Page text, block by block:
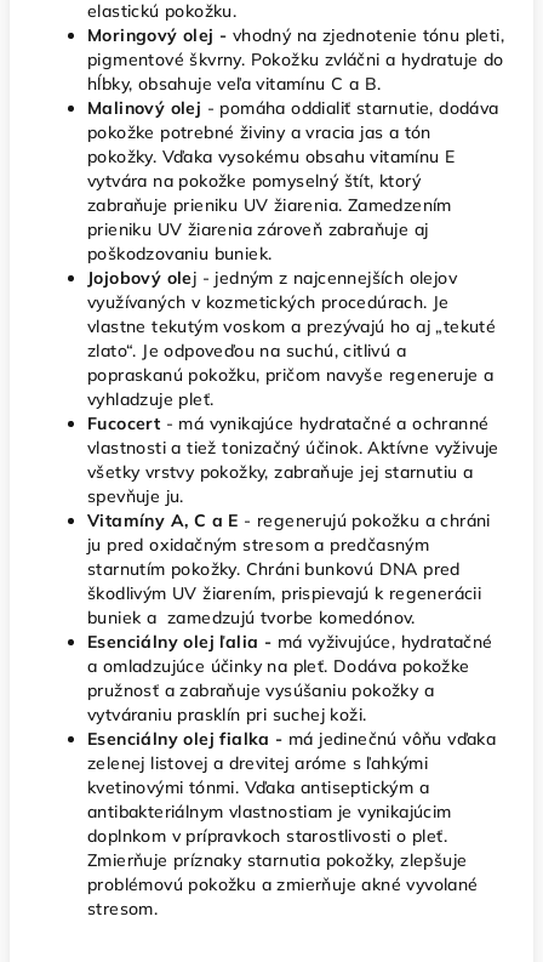
elastickú pokožku.
Moringový olej - vhodný na zjednotenie tónu pleti,
pigmentové škvrny. Pokožku zvláčni a hydratuje do
hĺbky, obsahuje veľa vitamínu C a B.
Malinový olej - pomáha oddialiť starnutie, dodáva
pokožke potrebné živiny a vracia jas a tón
pokožky. Vďaka vysokému obsahu vitamínu E
vytvára na pokožke pomyselný štít, ktorý
zabraňuje prieniku UV žiarenia. Zamedzením
prieniku UV žiarenia zároveň zabraňuje aj
poškodzovaniu buniek.
Jojobový olej - jedným z najcennejších olejov
využívaných v kozmetických procedúrach. Je
vlastne tekutým voskom a prezývajú ho aj „tekuté
zlato“. Je odpoveďou na suchú, citlivú a
popraskanú pokožku, pričom navyše regeneruje a
vyhladzuje pleť.
Fucocert - má vynikajúce hydratačné a ochranné
vlastnosti a tiež tonizačný účinok. Aktívne vyživuje
všetky vrstvy pokožky, zabraňuje jej starnutiu a
spevňuje ju.
Vitamíny A, C a E - regenerujú pokožku a chráni
ju pred oxidačným stresom a predčasným
starnutím pokožky. Chráni bunkovú DNA pred
škodlivým UV žiarením, prispievajú k regenerácii
buniek a zamedzujú tvorbe komedónov.
Esenciálny olej ľalia - má vyživujúce, hydratačné
a omladzujúce účinky na pleť. Dodáva pokožke
pružnosť a zabraňuje vysúšaniu pokožky a
vytváraniu prasklín pri suchej koži.
Esenciálny olej fialka - má jedinečnú vôňu vďaka
zelenej listovej a drevitej aróme s ľahkými
kvetinovými tónmi. Vďaka antiseptickým a
antibakteriálnym vlastnostiam je vynikajúcim
doplnkom v prípravkoch starostlivosti o pleť.
Zmierňuje príznaky starnutia pokožky, zlepšuje
problémovú pokožku a zmierňuje akné vyvolané
stresom.